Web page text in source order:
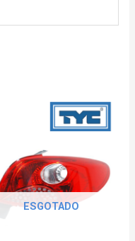
ESGOTADO